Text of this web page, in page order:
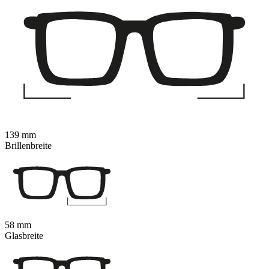
139 mm
Brillenbreite
58 mm
Glasbreite